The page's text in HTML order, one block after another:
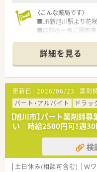
〈こんな薬局です〉
■JR新旭川駅より花
■店舗の一角に調剤薬
■第１類や要指導医
OTC薬の知識を習得
・・＊ 企業の特徴 ＊・・
■北海道に本社を置く
売上はグループ全体
会社含むグループ全
企業で、福利厚生は
■お客様にとって一番
を目指しています。
■育児時短制度の利
える制度が整ってい
■多彩な教育システム
教育体制に関しては
詳細を見る
更新日： 2026/06/23 薬剤
パート・アルバイト
ドラッ
【旭川市】パート薬剤師
い 時給2500円可！週
検
土日休み(相談可含む) Ｗ